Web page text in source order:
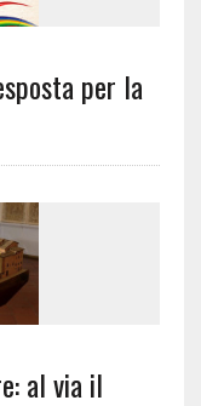
per la
al via il